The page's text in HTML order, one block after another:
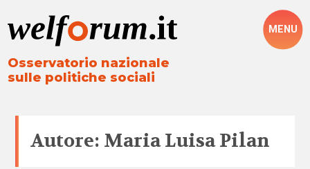
Osservatorio nazionale
sulle politiche sociali
MENU
Autore: Maria Luisa Pilan